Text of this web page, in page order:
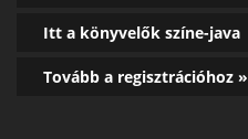
Itt a könyvelők színe-java
Tovább a regisztrációhoz »